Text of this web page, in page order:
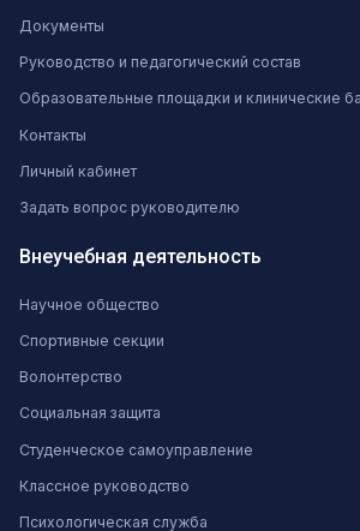
Документы
Руководство и педагогический состав
Образовательные площадки и клинические
Контакты
Личный кабинет
Задать вопрос руководителю
Внеучебная деятельность
Научное общество
Спортивные секции
Волонтерство
Социальная защита
Студенческое самоуправление
Классное руководство
Психологическая служба